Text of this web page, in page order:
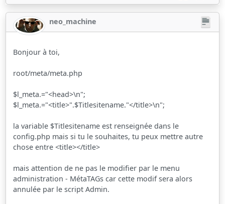
neo_machine
Bonjour à toi,
root/meta/meta.php
$l_meta.="<head>\n";
$l_meta.="<title>".$Titlesitename."</title>\n";
la variable $Titlesitename est renseignée dans le
config.php mais si tu le souhaites, tu peux mettre autre
chose entre <title></title>
mais attention de ne pas le modifier par le menu
administration - MétaTAGs car cette modif sera alors
annulée par le script Admin.